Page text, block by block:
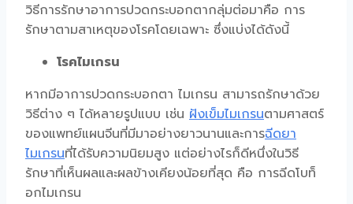
วิธีการรักษาอาการปวดกระบอกตากลุ่มต่อมาคือ การ
รักษาตามสาเหตุของโรคโดยเฉพาะ ซึ่งแบ่งได้ดังนี้
โรคไมเกรน
หากมีอาการปวดกระบอกตา ไมเกรน สามารถรักษาด้วย
วิธีต่าง ๆ ได้หลายรูปแบบ เช่น ฝังเข็มไมเกรนตามศาสตร์
ของแพทย์แผนจีนที่มีมาอย่างยาวนานและการฉีดยา
ไมเกรนที่ได้รับความนิยมสูง แต่อย่างไรก็ดีหนึ่งในวิธี
รักษาที่เห็นผลและผลข้างเคียงน้อยที่สุด คือ การฉีดโบท็
อกไมเกรน